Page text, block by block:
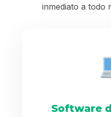
inmediato a todo
Software